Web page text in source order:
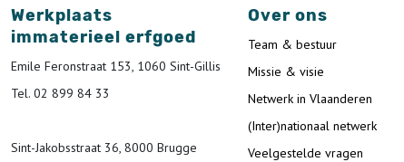
Werkplaats
immaterieel erfgoed
Emile Feronstraat 153, 1060 Sint-Gillis
Tel. 02 899 84 33
Sint-Jakobsstraat 36, 8000 Brugge
Over ons
Team & bestuur
Missie & visie
Netwerk in Vlaanderen
(Inter)nationaal netwerk
Veelgestelde vragen